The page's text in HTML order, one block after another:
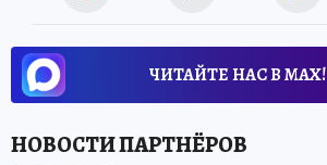
ЧИТАЙТЕ НАС В МАХ!